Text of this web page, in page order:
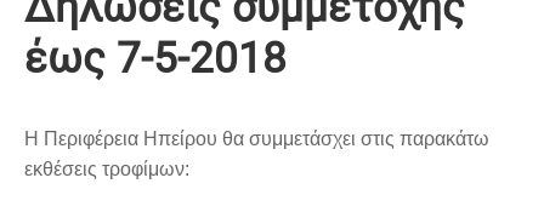
έως 7-5-2018
Η Περιφέρεια Ηπείρου θα συμμετάσχει στις παρακάτω
εκθέσεις τροφίμων: